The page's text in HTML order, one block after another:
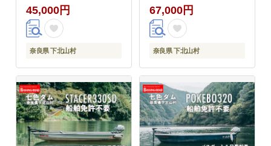
45,000円
奈良県 下北山村
67,000円
奈良県 下北山村